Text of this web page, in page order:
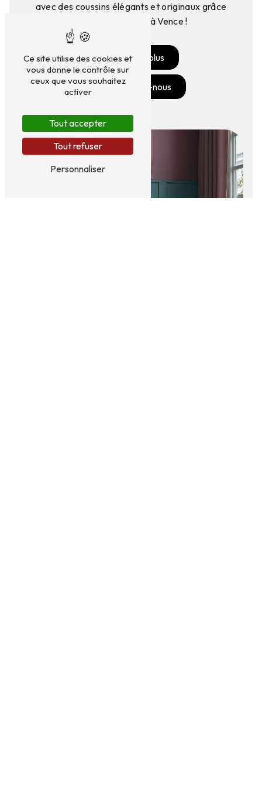
avec des coussins élégants et originaux grâce
à L'atelier Dufour à Vence !
En savoir plus
Contactez-nous
Ce site utilise des cookies et
vous donne le contrôle sur
ceux que vous souhaitez
activer
Tout accepter
Tout refuser
Personnaliser